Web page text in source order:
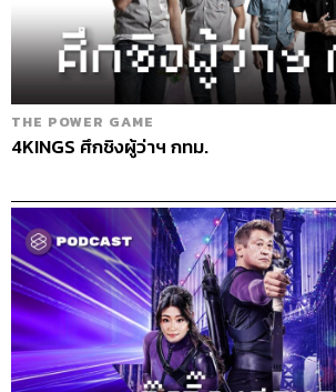
THE POWER GAME
4KINGS ศึกชิงผู้ว่าฯ กทม.